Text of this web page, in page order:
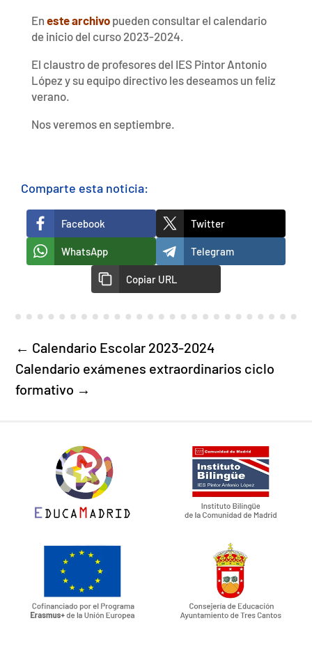
En este archivo pueden consultar el calendario
de inicio del curso 2023-2024.
El claustro de profesores del IES Pintor Antonio
López y su equipo directivo les deseamos un feliz
verano.
Nos veremos en septiembre.
Comparte esta noticia:
Facebook Twitter
WhatsApp Telegram
Copiar URL
← Calendario Escolar 2023-2024
Calendario exámenes extraordinarios ciclo
formativo →